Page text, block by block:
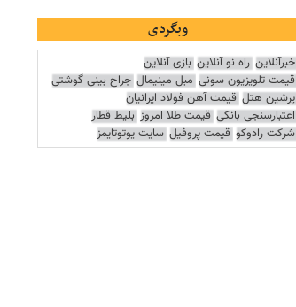
وبگردی
خبرآنلاین راه نو آنلاین بازی آنلاین
قیمت تلویزیون سونی مبل مینیمال جراح بینی گوشتی
پرشین هتل قیمت آهن فولاد ایرانیان
اعتبارسنجی بانکی قیمت طلا امروز بلیط قطار
شرکت رادوکو قیمت پروفیل سایت یوتوتایمز